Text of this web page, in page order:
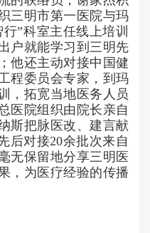
三明市第一医院与玛
”科室主任线上培训
户就能学习到三明先
他还主动对接中国健
程委员会专家，到玛
，拓宽当地医务人员
医院组织由院长亲自
斯把脉医改、建言献
后对接20余批次来自
无保留地分享三明医
，为医疗经验的传播